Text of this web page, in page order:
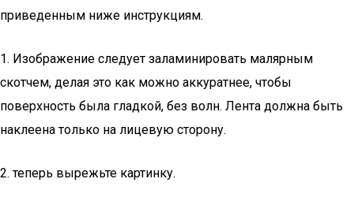
приведенным ниже инструкциям.
1. Изображение следует заламинировать малярным
скотчем, делая это как можно аккуратнее, чтобы
поверхность была гладкой, без волн. Лента должна быть
наклеена только на лицевую сторону.
2. теперь вырежьте картинку.